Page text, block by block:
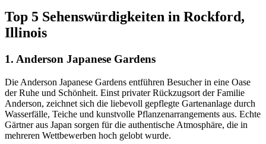
Top 5 Sehenswürdigkeiten in Rockford,
Illinois
1. Anderson Japanese Gardens
Die Anderson Japanese Gardens entführen Besucher in eine Oase
der Ruhe und Schönheit. Einst privater Rückzugsort der Familie
Anderson, zeichnet sich die liebevoll gepflegte Gartenanlage durch
Wasserfälle, Teiche und kunstvolle Pflanzenarrangements aus. Echte
Gärtner aus Japan sorgen für die authentische Atmosphäre, die in
mehreren Wettbewerben hoch gelobt wurde.